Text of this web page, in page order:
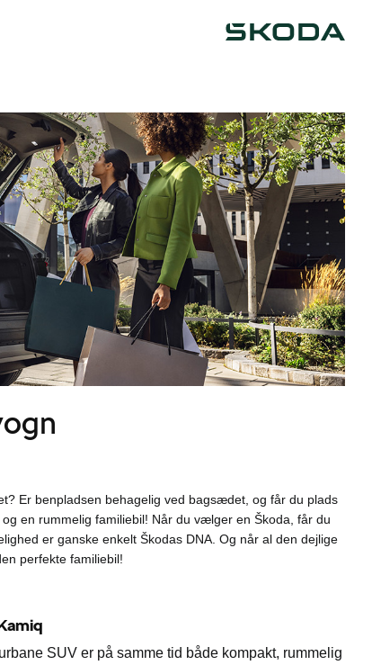
Er benpladsen behagelig ved bagsædet, og får du plads
en rummelig familiebil! Når du vælger en Škoda, får du
er ganske enkelt Škodas DNA. Og når al den dejlige
perfekte familiebil!
SUV er på samme tid både kompakt, rummelig